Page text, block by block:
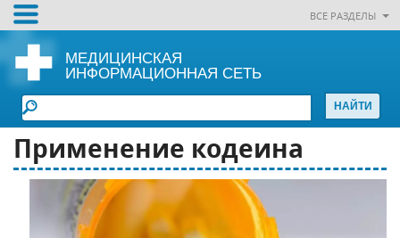
ВСЕ РАЗДЕЛЫ
МЕДИЦИНСКАЯ
ИНФОРМАЦИОННАЯ СЕТЬ
Применение кодеина